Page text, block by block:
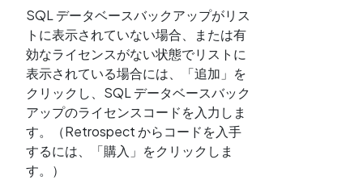
SQL データベースバックアップがリス
トに表示されていない場合、または有
効なライセンスがない状態でリストに
表示されている場合には、「追加」を
クリックし、SQL データベースバック
アップのライセンスコードを入力しま
す。（Retrospect からコードを入手
するには、「購入」をクリックしま
す。）